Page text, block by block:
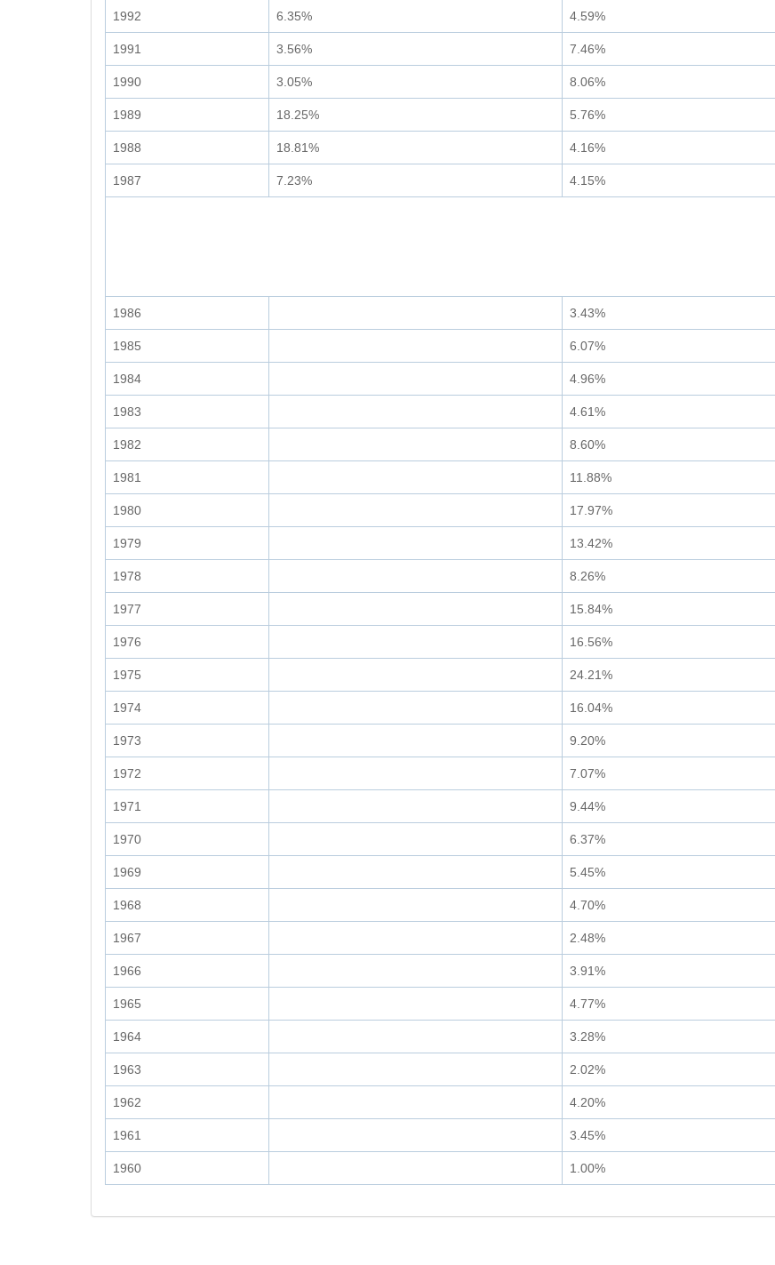
1992 6.35% 4.59%
1991 3.56% 7.46%
1990 3.05% 8.06%
1989 18.25% 5.76%
1988 18.81% 4.16%
1987 7.23% 4.15%
1986 3.43%
1985 6.07%
1984 4.96%
1983 4.61%
1982 8.60%
1981 11.88%
1980 17.97%
1979 13.42%
1978 8.26%
1977 15.84%
1976 16.56%
1975 24.21%
1974 16.04%
1973 9.20%
1972 7.07%
1971 9.44%
1970 6.37%
1969 5.45%
1968 4.70%
1967 2.48%
1966 3.91%
1965 4.77%
1964 3.28%
1963 2.02%
1962 4.20%
1961 3.45%
1960 1.00%